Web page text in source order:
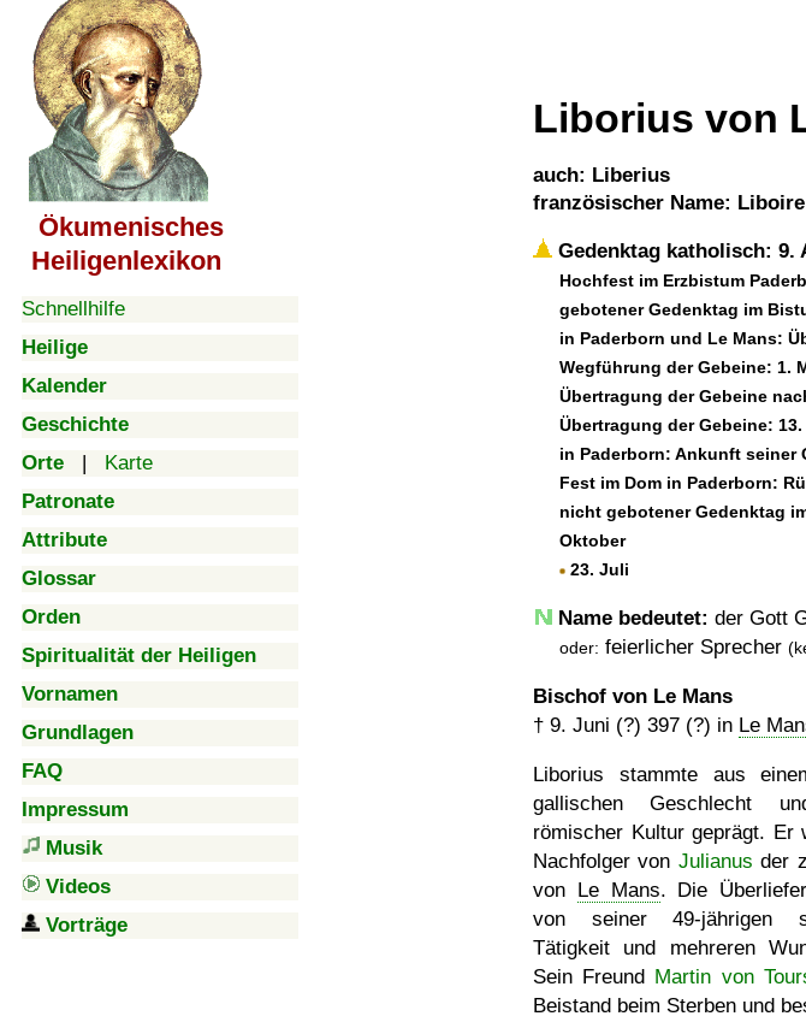
Ökumenisches
Heiligenlexikon
Schnellhilfe
Heilige
Kalender
Geschichte
Orte | Karte
Patronate
Attribute
Glossar
Orden
Spiritualität der Heiligen
Vornamen
Grundlagen
FAQ
Impressum
Musik
Videos
Vorträge
Liborius von
auch: Liberius
französischer Name: Liboire
Gedenktag katholisch: 9.
Hochfest im Erzbistum
gebotener Gedenktag im
in Paderborn und Le Mans:
Wegführung der Gebeine: 1.
Übertragung der Gebeine
Übertragung der Gebeine: 13.
in Paderborn: Ankunft seiner
Fest im Dom in Paderborn:
nicht gebotener Gedenktag
Oktober
23. Juli
Name bedeutet: der Gott
oder: feierlicher Sprecher
Bischof von Le Mans
† 9. Juni (?) 397 (?) in Le
Liborius stammte aus
gallischen Geschlecht
römischer Kultur geprägt. Er
Nachfolger von Julianus der
von Le Mans. Die
von seiner 49-jährigen
Tätigkeit und mehreren
Sein Freund Martin von
Beistand beim Sterben und